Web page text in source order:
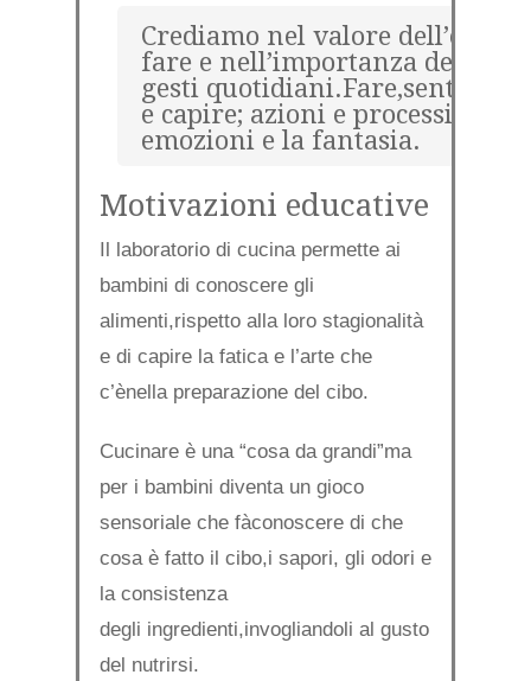
Crediamo nel valore
fare e nell’importanza del
gesti
e capire; azioni e processi
emozioni e la fantasia.
Motivazioni educative
Il laboratorio di cucina permette ai
bambini di conoscere gli
alimenti,rispetto alla loro stagionalità
e di capire la fatica e l’arte che
c’ènella preparazione del cibo.
Cucinare è una “cosa da grandi”ma
per i bambini diventa un gioco
sensoriale che fàconoscere di che
cosa è fatto il cibo,i sapori, gli odori e
la consistenza
degli ingredienti,invogliandoli al gusto
del nutrirsi.